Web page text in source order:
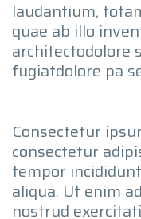
laudantium,
quae ab illo
architectodolore
fugiatdolore pa
Consectetur
consectetur
tempor
aliqua. Ut enim
nostrud